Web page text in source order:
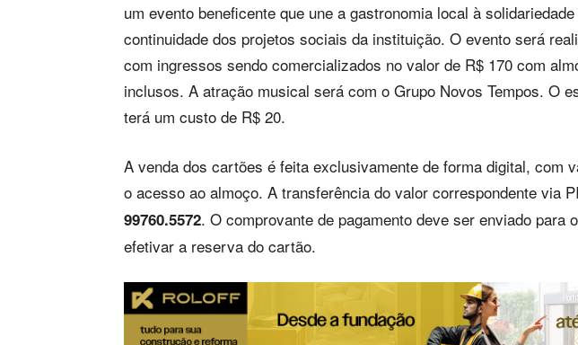
um evento beneficente que une a gastronomia local à
continuidade dos projetos sociais da instituição. O evento será
com ingressos sendo comercializados no valor de R$ 170 com
inclusos. A atração musical será com o Grupo Novos Tempos. O
terá um custo de R$ 20.
A venda dos cartões é feita exclusivamente de forma digital, com
o acesso ao almoço. A transferência do valor correspondente via
99760.5572. O comprovante de pagamento deve ser enviado para
efetivar a reserva do cartão.